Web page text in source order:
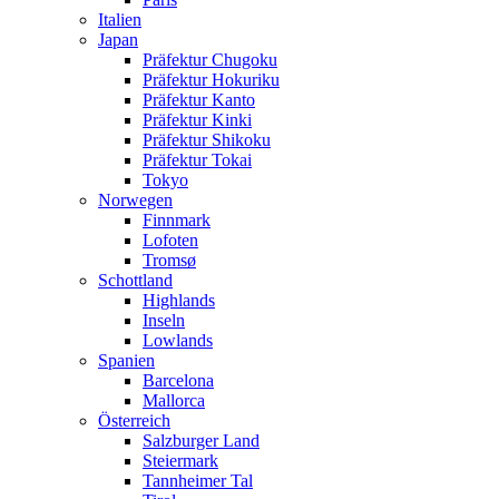
Italien
Japan
Präfektur Chugoku
Präfektur Hokuriku
Präfektur Kanto
Präfektur Kinki
Präfektur Shikoku
Präfektur Tokai
Tokyo
Norwegen
Finnmark
Lofoten
Tromsø
Schottland
Highlands
Inseln
Lowlands
Spanien
Barcelona
Mallorca
Österreich
Salzburger Land
Steiermark
Tannheimer Tal